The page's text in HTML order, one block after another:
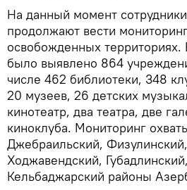
На данный момент
продолжают вести
освобожденных территориях.
было выявлено 864
числе 462 библиотеки, 348
20 музеев, 26 детских
кинотеатр, два театра, две
киноклуба. Мониторинг
Джебраильский,
Ходжавендский,
Кельбаджарский районы